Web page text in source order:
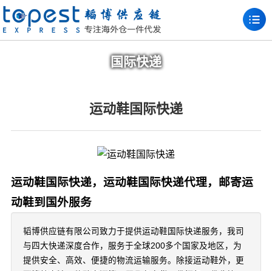
国际快递
运动鞋国际快递
运动鞋国际快递，运动鞋国际快递代理，邮寄运
动鞋到国外服务
韬博供应链有限公司致力于提供运动鞋国际快递服务，我司
与四大快递深度合作，服务于全球200多个国家及地区，为
提供安全、高效、便捷的物流运输服务。除接运动鞋外，更